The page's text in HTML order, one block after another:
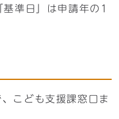
準日」は申請年の1
こども支援課窓口ま